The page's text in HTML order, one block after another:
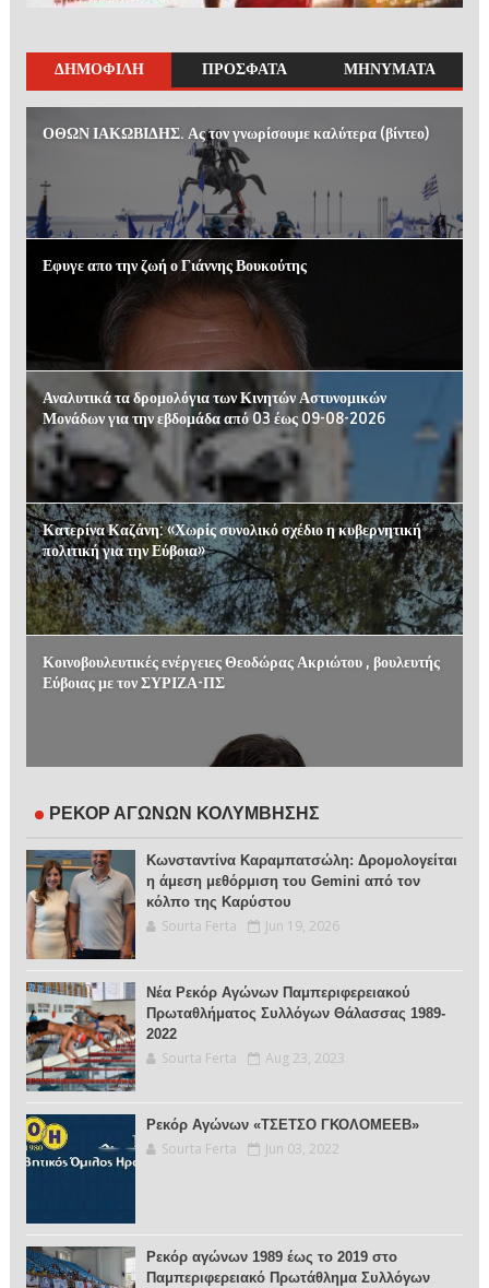
ΔΗΜΟΦΙΛΗ ΠΡΟΣΦΑΤΑ ΜΗΝΥΜΑΤΑ
ΟΘΩΝ ΙΑΚΩΒΙΔΗΣ. Ας τον γνωρίσουμε καλύτερα (βίντεο)
Εφυγε απο την ζωή ο Γιάννης Βουκούτης
Αναλυτικά τα δρομολόγια των Κινητών Αστυνομικών
Μονάδων για την εβδομάδα από 03 έως 09-08-2026
Κατερίνα Καζάνη: «Χωρίς συνολικό σχέδιο η κυβερνητική
πολιτική για την Εύβοια»
Κοινοβουλευτικές ενέργειες Θεοδώρας Ακριώτου , βουλευτής
Εύβοιας με τον ΣΥΡΙΖΑ-ΠΣ
ΡΕΚΟΡ ΑΓΩΝΩΝ ΚΟΛΥΜΒΗΣΗΣ
Κωνσταντίνα Καραμπατσώλη: Δρομολογείται
η άμεση μεθόρμιση του Gemini από τον
κόλπο της Καρύστου
Sourta Ferta Jun 19, 2026
Νέα Ρεκόρ Αγώνων Παμπεριφερειακού
Πρωταθλήματος Συλλόγων Θάλασσας 1989-
2022
Sourta Ferta Aug 23, 2023
Ρεκόρ Αγώνων «ΤΣΕΤΣΟ ΓΚΟΛΟΜΕΕΒ»
Sourta Ferta Jun 03, 2022
Ρεκόρ αγώνων 1989 έως το 2019 στο
Παμπεριφερειακό Πρωτάθλημα Συλλόγων